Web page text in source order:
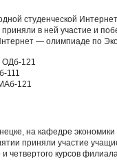
студенческой
в ней участие и
— олимпиаде по
ОДб-121
111
121
на кафедре
приняли участие
четвертого курсов